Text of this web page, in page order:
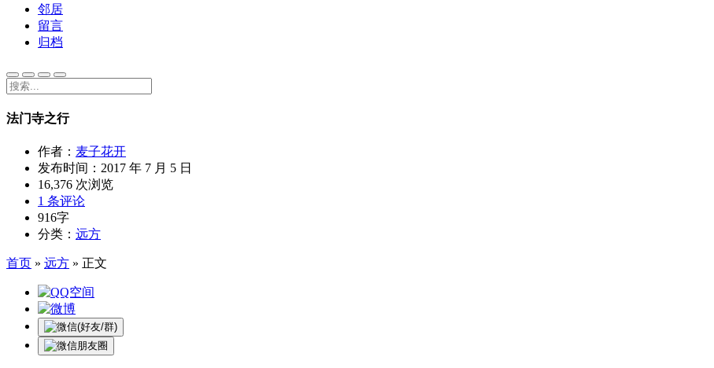
邻居
留言
归档
法门寺之行
作者： 麦子花开
发布时间： 2017 年 7 月 5 日
16,376 次浏览
1 条评论
916字
分类： 远方
首页 » 远方 » 正文